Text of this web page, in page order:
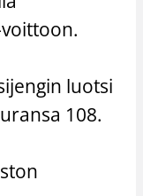
luotsi
108.